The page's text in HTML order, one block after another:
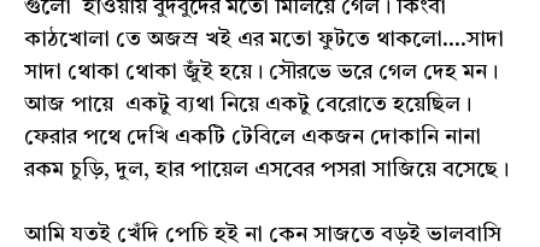
গুলো হাওয়ায় বুদবুদের মতো মিলিয়ে গেল। কিংবা
কাঠখোলা তে অজস্র খই এর মতো ফুটতে থাকলো....সাদা
সাদা থোকা থোকা জুঁই হয়ে। সৌরভে ভরে গেল দেহ মন।
আজ পায়ে একটু ব‍্যথা নিয়ে একটু বেরোতে হয়েছিল।
ফেরার পথে দেখি একটি টেবিলে একজন দোকানি নানা
রকম চুড়ি, দুল, হার পায়েল এসবের পসরা সাজিয়ে বসেছে।
আমি যতই খেঁদি পেচি হই না কেন সাজতে বড়ই ভালবাসি